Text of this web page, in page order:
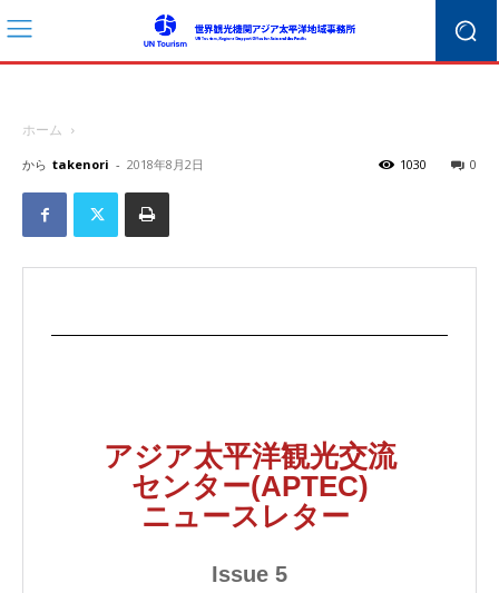
ホーム
から takenori - 2018年8月2日 0
1030